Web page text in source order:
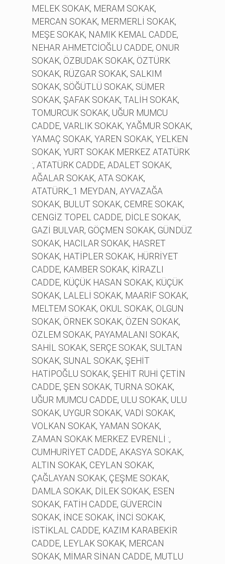
MELEK SOKAK, MERAM SOKAK,
MERCAN SOKAK, MERMERLİ SOKAK,
MEŞE SOKAK, NAMIK KEMAL CADDE,
NEHAR AHMETCİOĞLU CADDE, ONUR
SOKAK, ÖZBUDAK SOKAK, ÖZTÜRK
SOKAK, RÜZGAR SOKAK, SALKIM
SOKAK, SÖĞÜTLÜ SOKAK, SÜMER
SOKAK, ŞAFAK SOKAK, TALİH SOKAK,
TOMURCUK SOKAK, UĞUR MUMCU
CADDE, VARLIK SOKAK, YAĞMUR SOKAK,
YAMAÇ SOKAK, YAREN SOKAK, YELKEN
SOKAK, YURT SOKAK MERKEZ ATATÜRK
:, ATATÜRK CADDE, ADALET SOKAK,
AĞALAR SOKAK, ATA SOKAK,
ATATÜRK_1 MEYDAN, AYVAZAĞA
SOKAK, BULUT SOKAK, CEMRE SOKAK,
CENGİZ TOPEL CADDE, DİCLE SOKAK,
GAZİ BULVAR, GÖÇMEN SOKAK, GÜNDÜZ
SOKAK, HACILAR SOKAK, HASRET
SOKAK, HATİPLER SOKAK, HÜRRİYET
CADDE, KAMBER SOKAK, KİRAZLI
CADDE, KÜÇÜK HASAN SOKAK, KÜÇÜK
SOKAK, LALELİ SOKAK, MAARİF SOKAK,
MELTEM SOKAK, OKUL SOKAK, OLGUN
SOKAK, ÖRNEK SOKAK, ÖZEN SOKAK,
ÖZLEM SOKAK, PAYAMALANI SOKAK,
SAHİL SOKAK, SERÇE SOKAK, SULTAN
SOKAK, SUNAL SOKAK, ŞEHİT
HATİPOĞLU SOKAK, ŞEHİT RUHİ ÇETİN
CADDE, ŞEN SOKAK, TURNA SOKAK,
UĞUR MUMCU CADDE, ULU SOKAK, ULU
SOKAK, UYGUR SOKAK, VADİ SOKAK,
VOLKAN SOKAK, YAMAN SOKAK,
ZAMAN SOKAK MERKEZ EVRENLİ :,
CUMHURİYET CADDE, AKASYA SOKAK,
ALTIN SOKAK, CEYLAN SOKAK,
ÇAĞLAYAN SOKAK, ÇEŞME SOKAK,
DAMLA SOKAK, DİLEK SOKAK, ESEN
SOKAK, FATİH CADDE, GÜVERCİN
SOKAK, İNCE SOKAK, İNCİ SOKAK,
İSTİKLAL CADDE, KAZIM KARABEKİR
CADDE, LEYLAK SOKAK, MERCAN
SOKAK, MİMAR SİNAN CADDE, MUTLU